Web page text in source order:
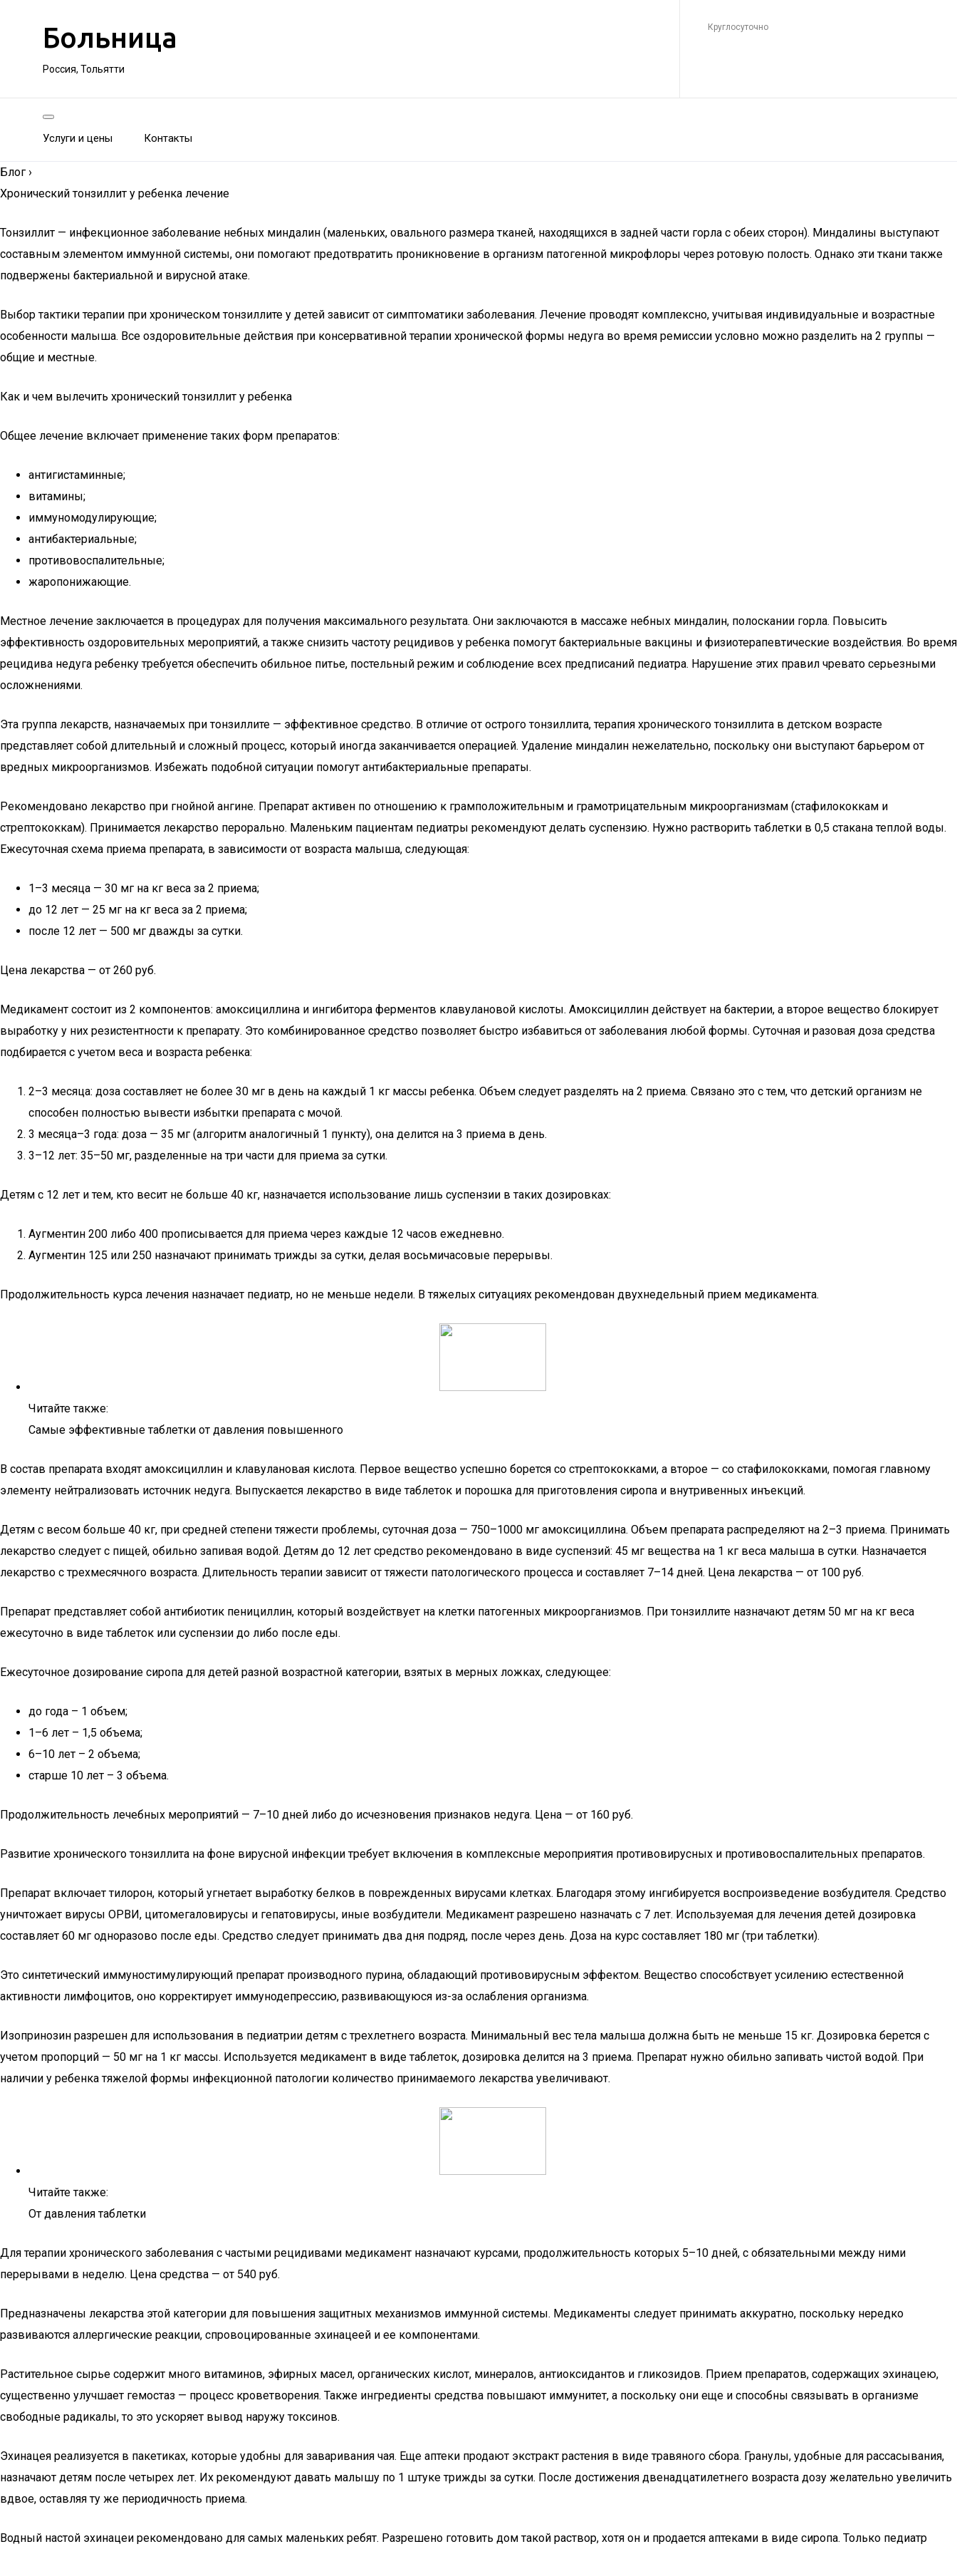
Больница
Россия, Тольятти
Круглосуточно
Услуги и цены Контакты
Блог ›
Хронический тонзиллит у ребенка лечение
Тонзиллит — инфекционное заболевание небных миндалин (маленьких, овального размера тканей, находящихся в задней части горла с обеих сторон). Миндалины выступают
составным элементом иммунной системы, они помогают предотвратить проникновение в организм патогенной микрофлоры через ротовую полость. Однако эти ткани также
подвержены бактериальной и вирусной атаке.
Выбор тактики терапии при хроническом тонзиллите у детей зависит от симптоматики заболевания. Лечение проводят комплексно, учитывая индивидуальные и возрастные
особенности малыша. Все оздоровительные действия при консервативной терапии хронической формы недуга во время ремиссии условно можно разделить на 2 группы —
общие и местные.
Как и чем вылечить хронический тонзиллит у ребенка
Общее лечение включает применение таких форм препаратов:
антигистаминные;
витамины;
иммуномодулирующие;
антибактериальные;
противовоспалительные;
жаропонижающие.
Местное лечение заключается в процедурах для получения максимального результата. Они заключаются в массаже небных миндалин, полоскании горла. Повысить
эффективность оздоровительных мероприятий, а также снизить частоту рецидивов у ребенка помогут бактериальные вакцины и физиотерапевтические воздействия. Во время
рецидива недуга ребенку требуется обеспечить обильное питье, постельный режим и соблюдение всех предписаний педиатра. Нарушение этих правил чревато серьезными
осложнениями.
Эта группа лекарств, назначаемых при тонзиллите — эффективное средство. В отличие от острого тонзиллита, терапия хронического тонзиллита в детском возрасте
представляет собой длительный и сложный процесс, который иногда заканчивается операцией. Удаление миндалин нежелательно, поскольку они выступают барьером от
вредных микроорганизмов. Избежать подобной ситуации помогут антибактериальные препараты.
Рекомендовано лекарство при гнойной ангине. Препарат активен по отношению к грамположительным и грамотрицательным микроорганизмам (стафилококкам и
стрептококкам). Принимается лекарство перорально. Маленьким пациентам педиатры рекомендуют делать суспензию. Нужно растворить таблетки в 0,5 стакана теплой воды.
Ежесуточная схема приема препарата, в зависимости от возраста малыша, следующая:
1–3 месяца — 30 мг на кг веса за 2 приема;
до 12 лет — 25 мг на кг веса за 2 приема;
после 12 лет — 500 мг дважды за сутки.
Цена лекарства — от 260 руб.
Медикамент состоит из 2 компонентов: амоксициллина и ингибитора ферментов клавулановой кислоты. Амоксициллин действует на бактерии, а второе вещество блокирует
выработку у них резистентности к препарату. Это комбинированное средство позволяет быстро избавиться от заболевания любой формы. Суточная и разовая доза средства
подбирается с учетом веса и возраста ребенка:
2–3 месяца: доза составляет не более 30 мг в день на каждый 1 кг массы ребенка. Объем следует разделять на 2 приема. Связано это с тем, что детский организм не
способен полностью вывести избытки препарата с мочой.
3 месяца–3 года: доза — 35 мг (алгоритм аналогичный 1 пункту), она делится на 3 приема в день.
3–12 лет: 35–50 мг, разделенные на три части для приема за сутки.
Детям с 12 лет и тем, кто весит не больше 40 кг, назначается использование лишь суспензии в таких дозировках:
Аугментин 200 либо 400 прописывается для приема через каждые 12 часов ежедневно.
Аугментин 125 или 250 назначают принимать трижды за сутки, делая восьмичасовые перерывы.
Продолжительность курса лечения назначает педиатр, но не меньше недели. В тяжелых ситуациях рекомендован двухнедельный прием медикамента.
Читайте также:
Самые эффективные таблетки от давления повышенного
В состав препарата входят амоксициллин и клавулановая кислота. Первое вещество успешно борется со стрептококками, а второе — со стафилококками, помогая главному
элементу нейтрализовать источник недуга. Выпускается лекарство в виде таблеток и порошка для приготовления сиропа и внутривенных инъекций.
Детям с весом больше 40 кг, при средней степени тяжести проблемы, суточная доза — 750–1000 мг амоксициллина. Объем препарата распределяют на 2–3 приема. Принимать
лекарство следует с пищей, обильно запивая водой. Детям до 12 лет средство рекомендовано в виде суспензий: 45 мг вещества на 1 кг веса малыша в сутки. Назначается
лекарство с трехмесячного возраста. Длительность терапии зависит от тяжести патологического процесса и составляет 7–14 дней. Цена лекарства — от 100 руб.
Препарат представляет собой антибиотик пенициллин, который воздействует на клетки патогенных микроорганизмов. При тонзиллите назначают детям 50 мг на кг веса
ежесуточно в виде таблеток или суспензии до либо после еды.
Ежесуточное дозирование сиропа для детей разной возрастной категории, взятых в мерных ложках, следующее:
до года – 1 объем;
1–6 лет – 1,5 объема;
6–10 лет – 2 объема;
старше 10 лет – 3 объема.
Продолжительность лечебных мероприятий — 7–10 дней либо до исчезновения признаков недуга. Цена — от 160 руб.
Развитие хронического тонзиллита на фоне вирусной инфекции требует включения в комплексные мероприятия противовирусных и противовоспалительных препаратов.
Препарат включает тилорон, который угнетает выработку белков в поврежденных вирусами клетках. Благодаря этому ингибируется воспроизведение возбудителя. Средство
уничтожает вирусы ОРВИ, цитомегаловирусы и гепатовирусы, иные возбудители. Медикамент разрешено назначать с 7 лет. Используемая для лечения детей дозировка
составляет 60 мг одноразово после еды. Средство следует принимать два дня подряд, после через день. Доза на курс составляет 180 мг (три таблетки).
Это синтетический иммуностимулирующий препарат производного пурина, обладающий противовирусным эффектом. Вещество способствует усилению естественной
активности лимфоцитов, оно корректирует иммунодепрессию, развивающуюся из-за ослабления организма.
Изопринозин разрешен для использования в педиатрии детям с трехлетнего возраста. Минимальный вес тела малыша должна быть не меньше 15 кг. Дозировка берется с
учетом пропорций — 50 мг на 1 кг массы. Используется медикамент в виде таблеток, дозировка делится на 3 приема. Препарат нужно обильно запивать чистой водой. При
наличии у ребенка тяжелой формы инфекционной патологии количество принимаемого лекарства увеличивают.
Читайте также:
От давления таблетки
Для терапии хронического заболевания с частыми рецидивами медикамент назначают курсами, продолжительность которых 5–10 дней, с обязательными между ними
перерывами в неделю. Цена средства — от 540 руб.
Предназначены лекарства этой категории для повышения защитных механизмов иммунной системы. Медикаменты следует принимать аккуратно, поскольку нередко
развиваются аллергические реакции, спровоцированные эхинацеей и ее компонентами.
Растительное сырье содержит много витаминов, эфирных масел, органических кислот, минералов, антиоксидантов и гликозидов. Прием препаратов, содержащих эхинацею,
существенно улучшает гемостаз — процесс кроветворения. Также ингредиенты средства повышают иммунитет, а поскольку они еще и способны связывать в организме
свободные радикалы, то это ускоряет вывод наружу токсинов.
Эхинацея реализуется в пакетиках, которые удобны для заваривания чая. Еще аптеки продают экстракт растения в виде травяного сбора. Гранулы, удобные для рассасывания,
назначают детям после четырех лет. Их рекомендуют давать малышу по 1 штуке трижды за сутки. После достижения двенадцатилетнего возраста дозу желательно увеличить
вдвое, оставляя ту же периодичность приема.
Водный настой эхинацеи рекомендовано для самых маленьких ребят. Разрешено готовить дом такой раствор, хотя он и продается аптеками в виде сиропа. Только педиатр